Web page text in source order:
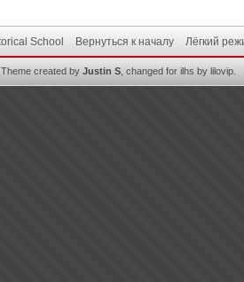
School Вернуться к началу Лёгкий
Theme created by Justin S, changed for ilhs by lilovip.